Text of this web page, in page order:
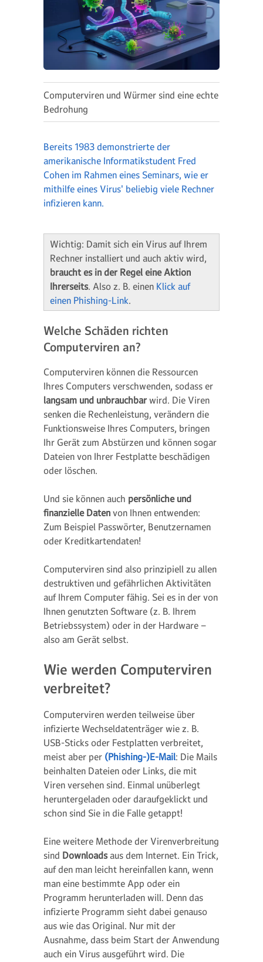
Computerviren und Würmer sind eine echte
Bedrohung
Bereits 1983 demonstrierte der
amerikanische Informatikstudent Fred
Cohen im Rahmen eines Seminars, wie er
mithilfe eines Virus' beliebig viele Rechner
infizieren kann.
Wichtig: Damit sich ein Virus auf Ihrem
Rechner installiert und auch aktiv wird,
braucht es in der Regel eine Aktion
Ihrerseits. Also z. B. einen Klick auf
einen Phishing-Link.
Welche Schäden richten
Computerviren an?
Computerviren können die Ressourcen
Ihres Computers verschwenden, sodass er
langsam und unbrauchbar wird. Die Viren
senken die Rechenleistung, verändern die
Funktionsweise Ihres Computers, bringen
Ihr Gerät zum Abstürzen und können sogar
Dateien von Ihrer Festplatte beschädigen
oder löschen.
Und sie können auch persönliche und
finanzielle Daten von Ihnen entwenden:
Zum Beispiel Passwörter, Benutzernamen
oder Kreditkartendaten!
Computerviren sind also prinzipiell zu allen
destruktiven und gefährlichen Aktivitäten
auf Ihrem Computer fähig. Sei es in der von
Ihnen genutzten Software (z. B. Ihrem
Betriebssystem) oder in der Hardware –
also am Gerät selbst.
Wie werden Computerviren
verbreitet?
Computerviren werden teilweise über
infizierte Wechseldatenträger wie z. B.
USB-Sticks oder Festplatten verbreitet,
meist aber per (Phishing-)E-Mail: Die Mails
beinhalten Dateien oder Links, die mit
Viren versehen sind. Einmal unüberlegt
heruntergeladen oder daraufgeklickt und
schon sind Sie in die Falle getappt!
Eine weitere Methode der Virenverbreitung
sind Downloads aus dem Internet. Ein Trick,
auf den man leicht hereinfallen kann, wenn
man eine bestimmte App oder ein
Programm herunterladen will. Denn das
infizierte Programm sieht dabei genauso
aus wie das Original. Nur mit der
Ausnahme, dass beim Start der Anwendung
auch ein Virus ausgeführt wird. Die